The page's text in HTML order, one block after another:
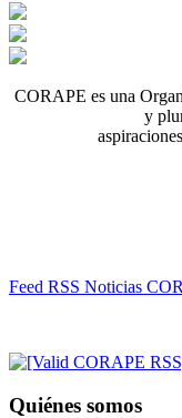
CORAPE es una
y
Feed RSS Noticias
Quiénes somos